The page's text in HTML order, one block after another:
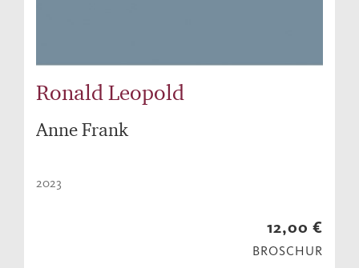
Ronald Leopold
Anne Frank
2023
12,00 €
BROSCHUR